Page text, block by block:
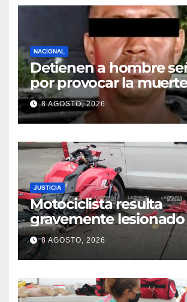
NACIONAL
Detienen a hombre
por provocar la
adulto mayor
8 AGOSTO, 2026
JUSTICIA
Motociclista resulta
gravemente lesionado
choque en la colonia
Flores Magón
8 AGOSTO, 2026